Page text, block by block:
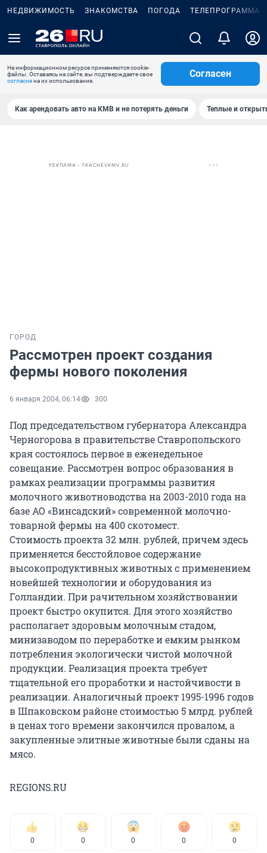
НЕДВИЖИМОСТЬ ЗНАКОМСТВА ПОГОДА ТЕЛЕПРОГРАММА
На информационном ресурсе применяются cookie-
файлы. Оставаясь на сайте, вы подтверждаете свое
согласиена их использование.
Согласен
Как арендовать авто на КМВ и не потерять деньги Теплые и
РЕКЛАМА • TKACHEVKMV.RU
ГОРОД
Рассмотрен проект создания
фермы нового поколения
6 января 2004, 06:14 300
Под председательством губернатора Александра
Черногорова в правительстве Ставропольского
края состоялось первое в еженедельное
совещание. Рассмотрен вопрос образования в
рамках реализации программы развития
молочного животноводства на 2003-2010 года на
базе АО «Винсадский» современной молочно-
товарной фермы на 400 скотомест.
Стоимость проекта 32 млн. рублей, причем здесь
применяется бесстойловое содержание
высокопродуктивных животных с применением
новейшей технологии и оборудования из
Голландии. При рачительном хозяйствовании
проект быстро окупится. Для этого хозяйство
располагает здоровым молочным стадом,
минизаводом по переработке и емким рынком
потребления экологически чистой молочной
продукции. Реализация проекта требует
тщательной его проработки и настойчивости в
реализации. Аналогичный проект 1995-1996 годов
в Шпаковском районе стоимостью 5 млрд. рублей
в ценах того времени закончился провалом, а
закупленные элитные животные были сданы на
мясо.
REGIONS.RU
0 0 0 0 0